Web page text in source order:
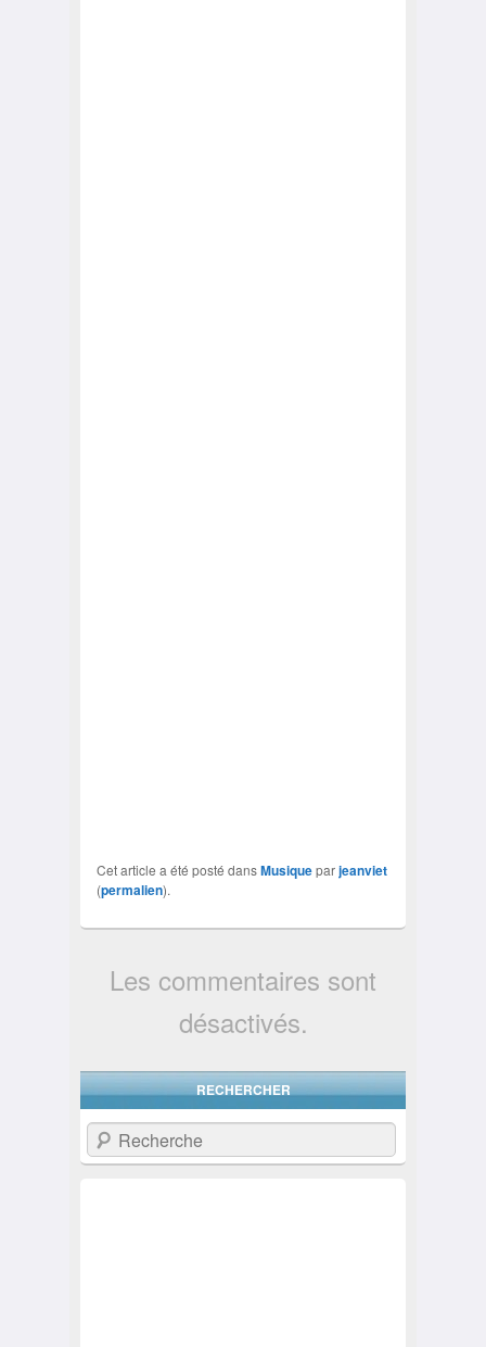
Cet article a été posté dansMusiqueparjeanviet
(permalien).
Les commentaires sont
désactivés.
RECHERCHER
Recherche